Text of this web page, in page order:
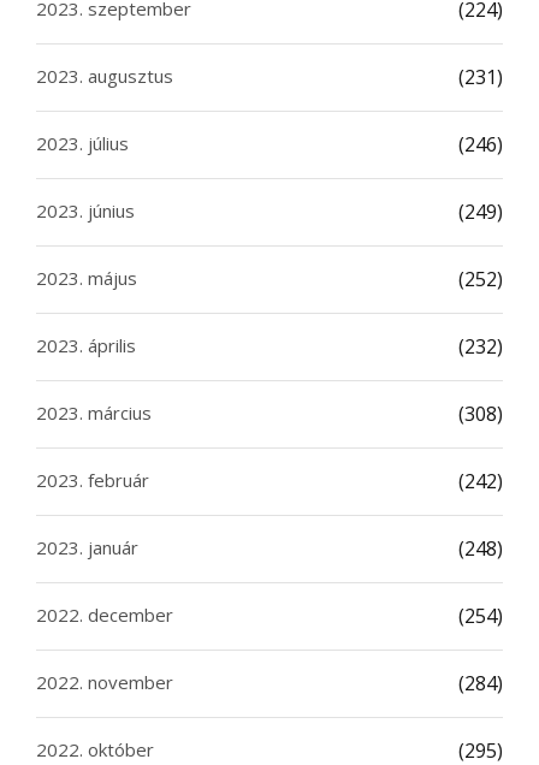
2023. szeptember (224)
2023. augusztus (231)
2023. július (246)
2023. június (249)
2023. május (252)
2023. április (232)
2023. március (308)
2023. február (242)
2023. január (248)
2022. december (254)
2022. november (284)
2022. október (295)